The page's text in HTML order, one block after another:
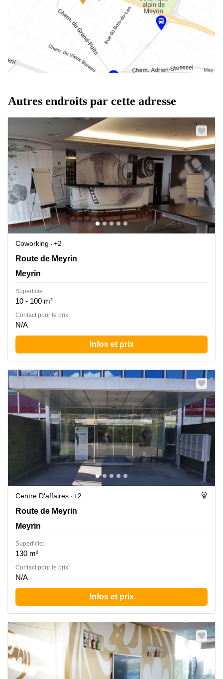
Autres endroits par cette adresse
Coworking
+2
Route de Meyrin 267, Meyrin
Route de Meyrin
Meyrin
Superficie:
10 - 100 m²
Contact pour le prix:
N/A
Infos et prix
Centre D'affaires
+2
Route de Meyrin 267, Meyrin
Route de Meyrin
Meyrin
Superficie:
130 m²
Contact pour le prix:
N/A
Infos et prix